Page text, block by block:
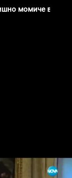
момиче в